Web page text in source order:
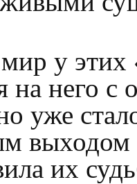
у
на него
уже
их